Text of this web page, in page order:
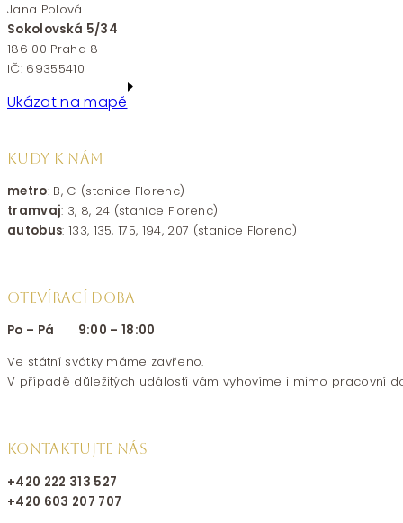
Jana Polová
Sokolovská 5/34
186 00 Praha 8
IČ: 69355410
Ukázat na mapě
KUDY K NÁM
metro: B, C (stanice Florenc)
tramvaj: 3, 8, 24 (stanice Florenc)
autobus: 133, 135, 175, 194, 207 (stanice Florenc)
OTEVÍRACÍ DOBA
Po – Pá 9:00 – 18:00
Ve státní svátky máme zavřeno.
V případě důležitých událostí vám vyhovíme i mimo pracovní
KONTAKTUJTE NÁS
+420 222 313 527
+420 603 207 707